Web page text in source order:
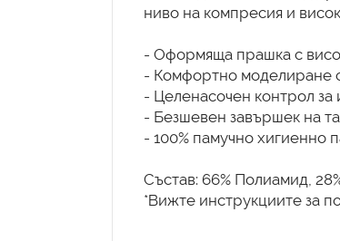
ниво на компресия и
- Оформяща прашка с
- Комфортно моделиране
- Целенасочен контрол
- Безшевен завършек на
- 100% памучно хигиенно
Състав: 66% Полиамид,
*Вижте инструкциите за